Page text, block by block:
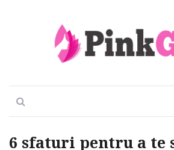
PinkGirl
6 sfaturi pentru a te